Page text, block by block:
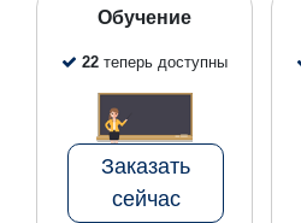
Обучение
22 теперь доступны
Заказать
сейчас